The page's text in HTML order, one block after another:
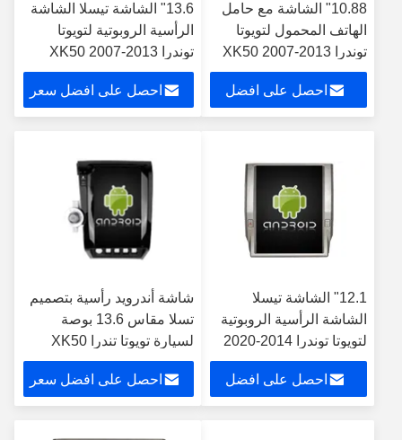
10.88" الشاشة مع حامل
الهاتف المحمول لتويوتا
توندرا XK50 2007-2013
سيكويا XK60 2008 -
2017
احصل على افضل
13.6" الشاشة تيسلا الشاشة
الرأسية الروبوتية لتويوتا
توندرا XK50 2007-2013
سيكويا XK60 2008 - 2017
احصل على افضل سعر
12.1" الشاشة تيسلا
الشاشة الرأسية الروبوتية
لتويوتا توندرا 2014-2020
سيارات الوسائط المتعددة
ستيريو جي بي إس
Carplay Player
احصل على افضل
شاشة أندرويد رأسية بتصميم
تسلا مقاس 13.6 بوصة
لسيارة تويوتا تندرا XK50
موديلات 2007-2013 وسيكويا
XK60 موديلات 2008-2017،
نظام ستيريو وسائط متعددة
احصل على افضل سعر